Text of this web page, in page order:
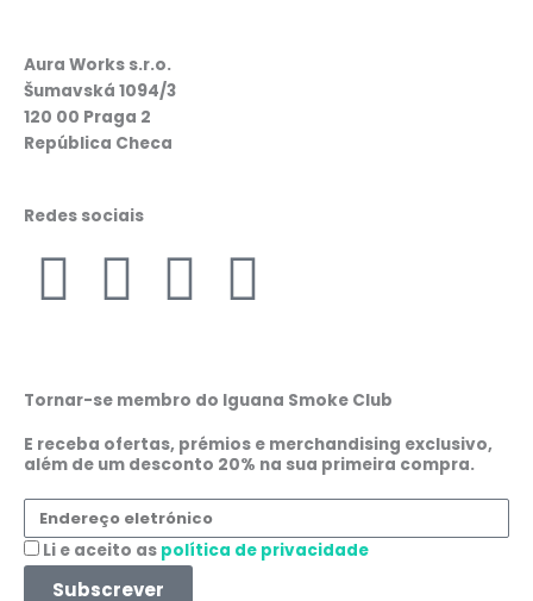
Aura Works s.r.o.
Šumavská 1094/3
120 00 Praga 2
República Checa
Redes sociais
F
c
e
b
o
I
s
t
a
g
W
a
t
s
a
L
n
k
e
d
Tornar-se membro do Iguana Smoke Club
E receba ofertas, prémios e merchandising exclusivo,
além de um desconto 20% na sua primeira compra.
Endereço
eletrónico
Aceitação
Li e aceito as política de privacidade
Subscrever